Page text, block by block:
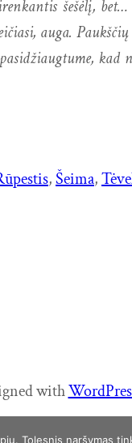
šešėlį,
auga.
kad
, Šeima,
with
Tolesnis naršymas